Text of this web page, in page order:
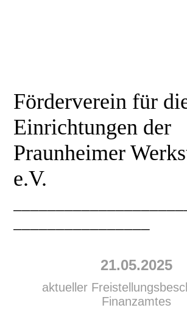
Förderverein für
Einrichtungen der
Praunheimer
e.V.
21.05.2025
aktueller
Finanzamtes